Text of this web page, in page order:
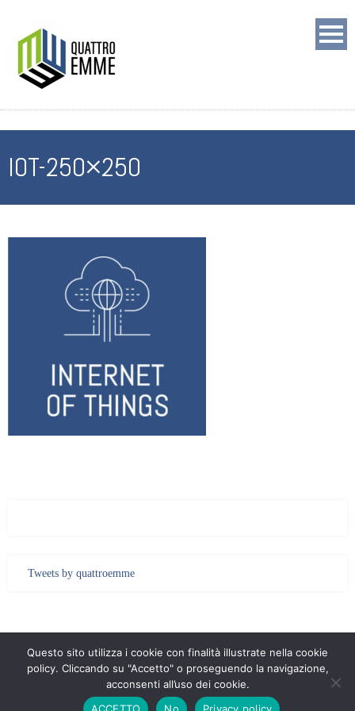
IOT-250×250
Tweets by quattroemme
Quattroemme Consulting S.r.l. - Sede: Via Monte Giberto, 33 - 00138 Roma -
Codice Fiscale / P. IVA 10366891009
PRIVACY
Questo sito utilizza i cookie con finalità illustrate nella cookie
policy. Cliccando su "Accetto" o proseguendo la navigazione,
acconsenti all’uso dei cookie.
ACCETTO
No Privacy policy